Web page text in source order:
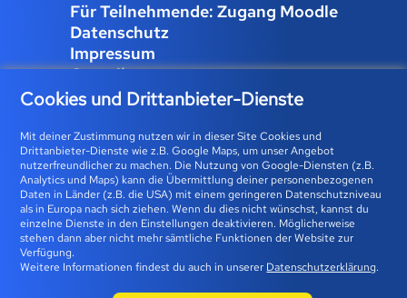
Für Teilnehmende: Zugang Moodle
Datenschutz
Impressum
Compliance
Job und Karriere
Bfz-Essen GmbH | Karolingerstraße 93 | 45141 Essen 0800
23 93 773 (gebührenfrei) |info@bfz-essen.de
Cookies und Drittanbieter-Dienste
Mit deiner Zustimmung nutzen wir in dieser Site Cookies und
Drittanbieter-Dienste wie z.B. Google Maps, um unser Angebot
nutzerfreundlicher zu machen. Die Nutzung von Google-Diensten (z.B.
Analytics und Maps) kann die Übermittlung deiner personenbezogenen
Daten in Länder (z.B. die USA) mit einem geringeren Datenschutzniveau
als in Europa nach sich ziehen. Wenn du dies nicht wünschst, kannst du
einzelne Dienste in den Einstellungen deaktivieren. Möglicherweise
stehen dann aber nicht mehr sämtliche Funktionen der Website zur
Verfügung.
Weitere Informationen findest du auch in unserer Datenschutzerklärung.